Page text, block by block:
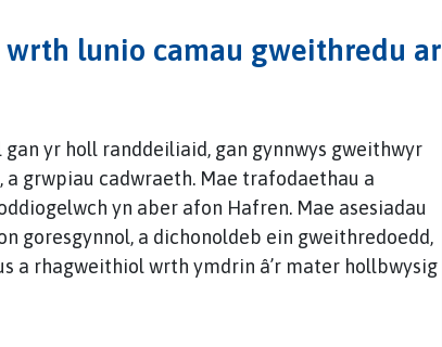
lunio camau gweithredu ar
yr holl randdeiliaid, gan gynnwys gweithwyr
grwpiau cadwraeth. Mae trafodaethau a
yn aber afon Hafren. Mae asesiadau
goresgynnol, a dichonoldeb ein gweithredoedd,
a rhagweithiol wrth ymdrin â’r mater hollbwysig